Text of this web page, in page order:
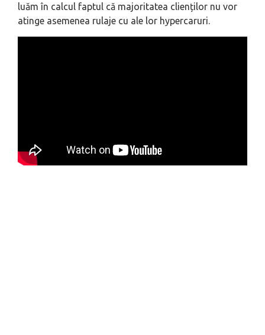
luăm în calcul faptul că majoritatea clienților nu vor
atinge asemenea rulaje cu ale lor hypercaruri.